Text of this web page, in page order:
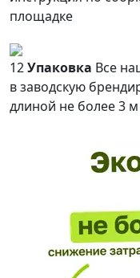
площадке
12Упаковка Все
в заводскую
длиной не более 3 м